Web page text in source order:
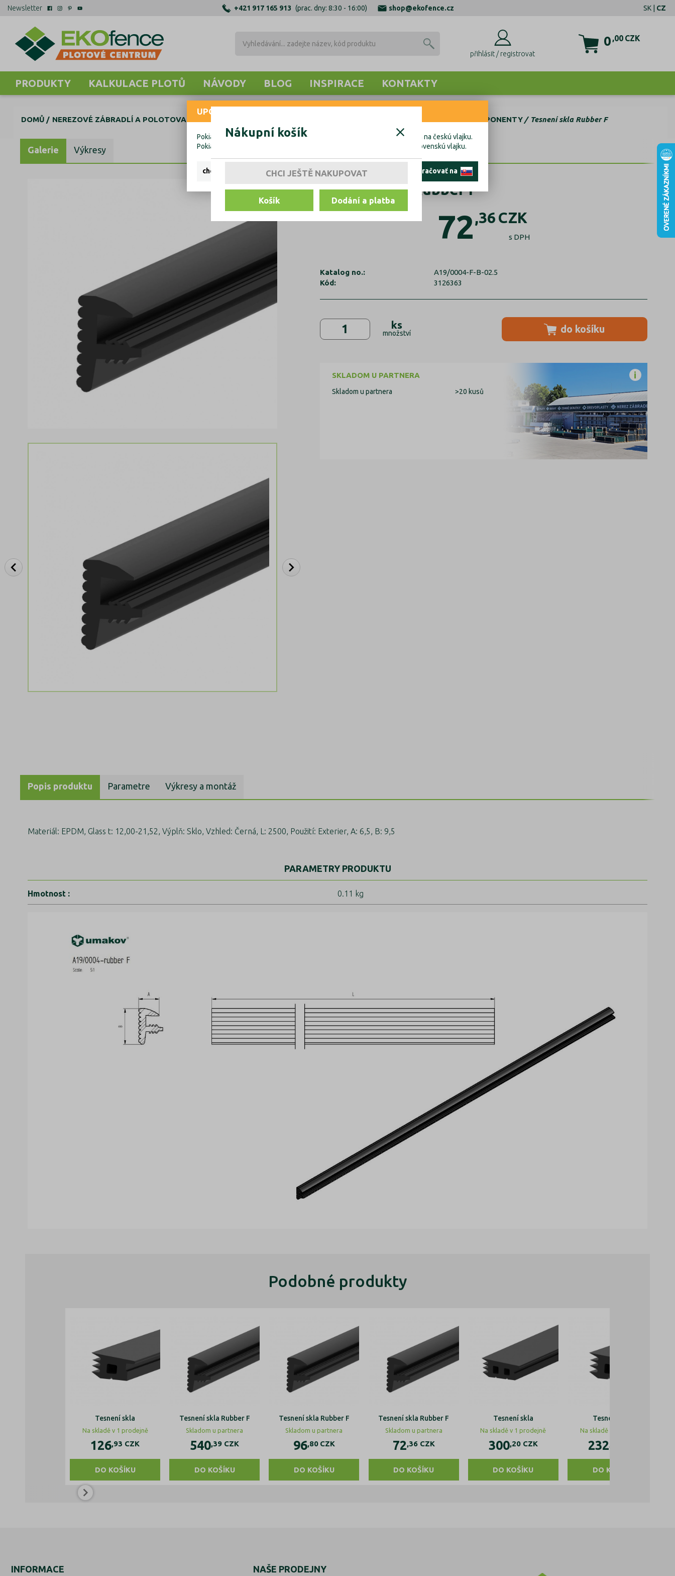
Newsletter +421 917 165 913 (prac. dny: 8:30 - 16:00) shop@ekofence.cz SK | CZ
přihlásit / registrovat
0 ,00 CZK
PRODUKTY KALKULACE PLOTŮ NÁVODY BLOG INSPIRACE KONTAKTY
Nákupní košík
CHCI JEŠTĚ NAKUPOVAT
Košík Dodání a platba
DOMŮ NEREZOVÉ ZÁBRADLÍ A POLOTOVARY KOTVENÍ SKLA KOMPONENTY Tesnení skla Rubber F
Galerie Výkresy
Tesnení skla Rubber F
72,36 CZK
s DPH
Katalog no.:
A19/0004-F-B-02.5
Kód:
3126363
ks
množství do košíku
SKLADOM U PARTNERA
Skladom u partnera >20 kusů
Popis produktu Parametre Výkresy a montáž
Materiál: EPDM, Glass t: 12,00-21,52, Výplň: Sklo, Vzhled: Černá, L: 2500, Použití: Exterier, A: 6,5, B: 9,5
PARAMETRY PRODUKTU
Hmotnost : 0.11 kg
Podobné produkty
Tesnení skla
Na skladě v 1 prodejně
126,93 CZK
DO KOŠÍKU
Tesnení skla Rubber F
Skladom u partnera
540,39 CZK
DO KOŠÍKU
Tesnení skla Rubber F
Skladom u partnera
96,80 CZK
DO KOŠÍKU
Tesnení skla Rubber F
Skladom u partnera
72,36 CZK
DO KOŠÍKU
Tesnení skla
Na skladě v 1 prodejně
300,20 CZK
DO KOŠÍKU
Tesnení skla
Na skladě v 1 prodejně
232
DO KOŠÍKU
INFORMACE NAŠE PRODEJNY
UPOZORNENIE
Pokiaľ chcete uskutočniť objednávku do Českej republiky, kliknite prosím na českú vlajku.
Pokiaľ chcete uskutočniť objednávku na Slovensko, kliknite prosím na slovenskú vlajku.
chcem ostať tu pokračovať na